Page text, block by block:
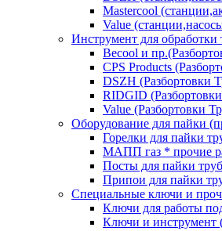
Mastercool
Value
Инструмент для обработки
Becool и
CPS Products
DSZH (Разбортовки
RIDGID
Value (Разбортовки
Оборудование для пайки
Горелки для пайки
МАПП газ * прочие
Посты для пайки труб
Припои для пайки
Специальные ключи и
Ключи для работы
Ключи и инструмент